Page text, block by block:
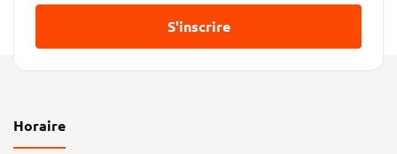
S'inscrire
Horaire